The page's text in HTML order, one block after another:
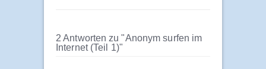
2 Antworten zu "Anonym surfen im
Internet (Teil 1)"